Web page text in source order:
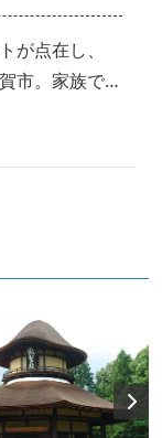
が点在し、
市。家族で楽